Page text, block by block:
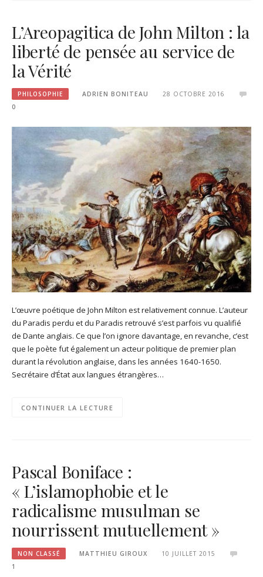
L’Areopagitica de John Milton : la
liberté de pensée au service de
la Vérité
PHILOSOPHIE ADRIEN BONITEAU
28 OCTOBRE 2016
0
L’œuvre poétique de John Milton est relativement connue. L’auteur
du Paradis perdu et du Paradis retrouvé s’est parfois vu qualifié
de Dante anglais. Ce que l’on ignore davantage, en revanche, c’est
que le poète fut également un acteur politique de premier plan
durant la révolution anglaise, dans les années 1640-1650.
Secrétaire d’État aux langues étrangères…
CONTINUER LA LECTURE
Pascal Boniface :
« L’islamophobie et le
radicalisme musulman se
nourrissent mutuellement »
NON CLASSÉ MATTHIEU GIROUX
10 JUILLET 2015
1